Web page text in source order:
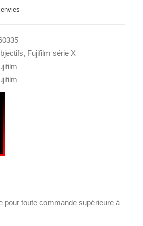
, Fujifilm série X
pour toute commande supérieure à